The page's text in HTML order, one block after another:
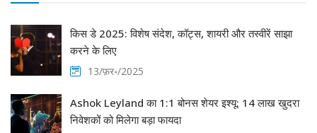
किस डे 2025: विशेष संदेश, कॉट्स, शायरी और तस्वीरें साझा
करने के लिए
13/फ़र॰/2025
Ashok Leyland का 1:1 बोनस शेयर इश्यू: 14 लाख खुदरा
निवेशकों को मिलेगा बड़ा फायदा